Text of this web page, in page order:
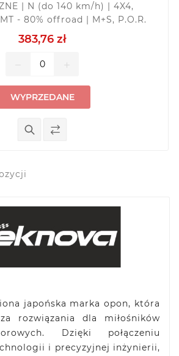
| N (do 140 km/h) | 4X4,
- 80% offroad | M+S, P.O.R.
383,76 zł
remove add
WYPRZEDANE
japońska marka opon, która
rozwiązania dla miłośników
Dzięki połączeniu
i precyzyjnej inżynierii,